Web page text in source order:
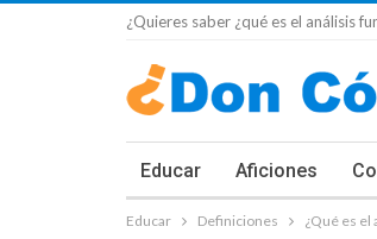
¿Quieres saber ¿qué es el análisis
Educar Aficiones
Educar Definiciones ¿Qué es